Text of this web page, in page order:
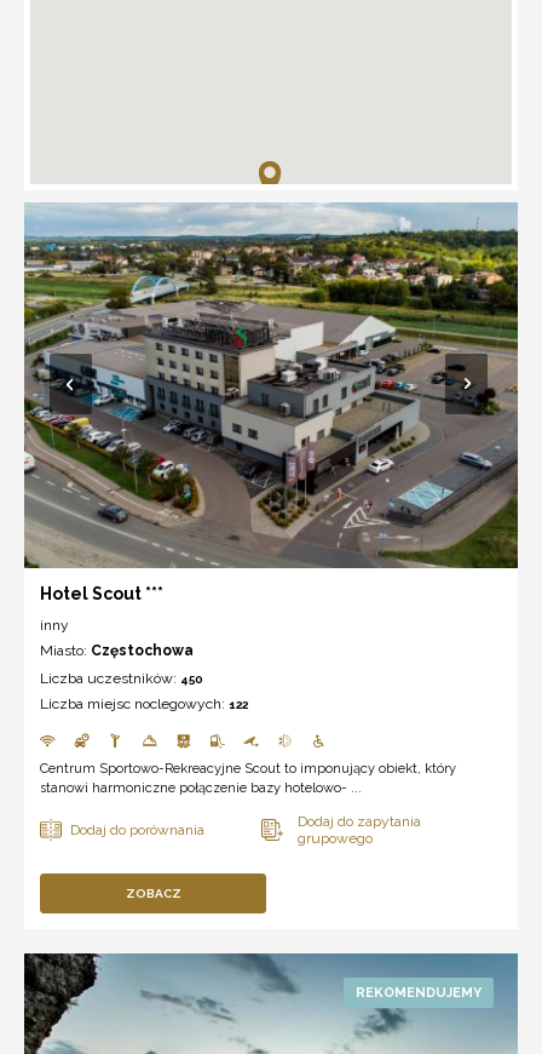
Hotel Scout ***
inny
Miasto: Częstochowa
Liczba uczestników: 450
Liczba miejsc noclegowych: 122
Centrum Sportowo-Rekreacyjne Scout to imponujący obiekt, który
stanowi harmoniczne połączenie bazy hotelowo- ...
ZOBACZ